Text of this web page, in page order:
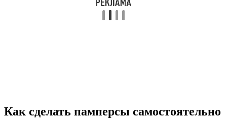
Как сделать памперсы самостоятельно